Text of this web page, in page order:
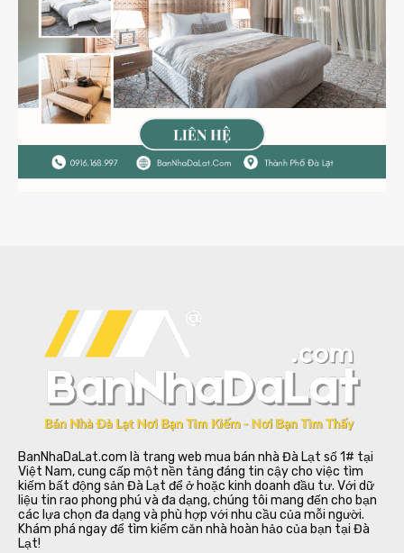
BanNhaDaLat.com là trang web mua bán nhà Đà Lạt số 1# tại
Việt Nam, cung cấp một nền tảng đáng tin cậy cho việc tìm
kiếm bất động sản Đà Lạt để ở hoặc kinh doanh đầu tư. Với dữ
liệu tin rao phong phú và đa dạng, chúng tôi mang đến cho bạn
các lựa chọn đa dạng và phù hợp với nhu cầu của mỗi người.
Khám phá ngay để tìm kiếm căn nhà hoàn hảo của bạn tại Đà
Lạt!